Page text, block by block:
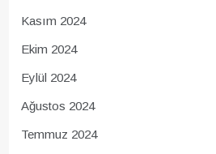
Kasım 2024
Ekim 2024
Eylül 2024
Ağustos 2024
Temmuz 2024